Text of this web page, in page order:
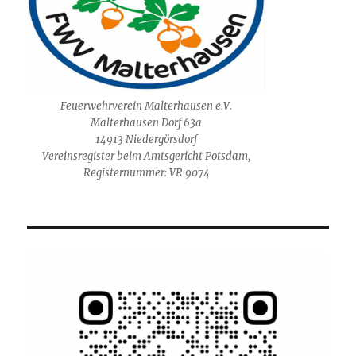
Feuerwehrverein Malterhausen e.V.
Malterhausen Dorf 63a
14913 Niedergörsdorf
Vereinsregister beim Amtsgericht Potsdam,
Registernummer: VR 9074